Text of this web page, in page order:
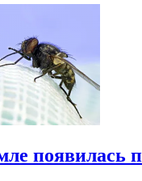
появилась